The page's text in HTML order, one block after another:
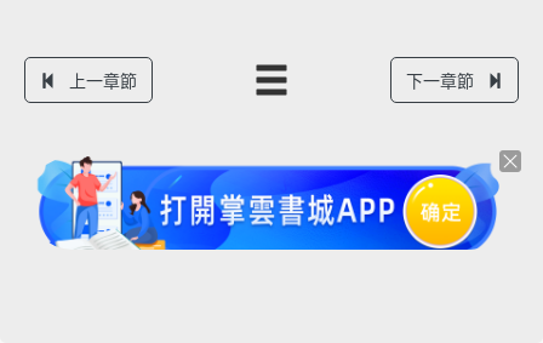
上一章節 下一章節